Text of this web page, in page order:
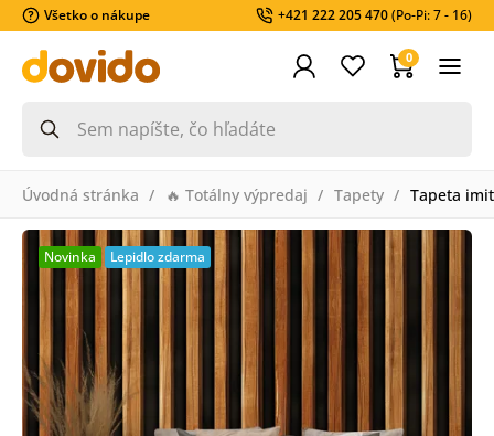
Všetko o nákupe +421 222 205 470(Po-Pi: 7 - 16)
0
Úvodná stránka 🔥 Totálny výpredaj Tapety Tapeta
Novinka Lepidlo zdarma